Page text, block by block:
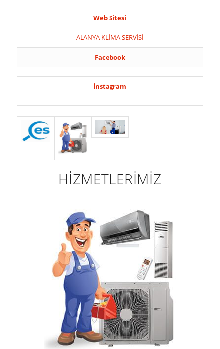
Web Sitesi
ALANYA KLİMA SERVİSİ
Facebook
İnstagram
HİZMETLERİMİZ